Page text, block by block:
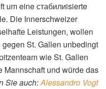
um eine стабилиisierte
Die Innerschweizer
Leistungen, wollen
St. Gallen unbedingt
wie St. Gallen
Mannschaft und würde das
Sie auch:Alessandro Vogt